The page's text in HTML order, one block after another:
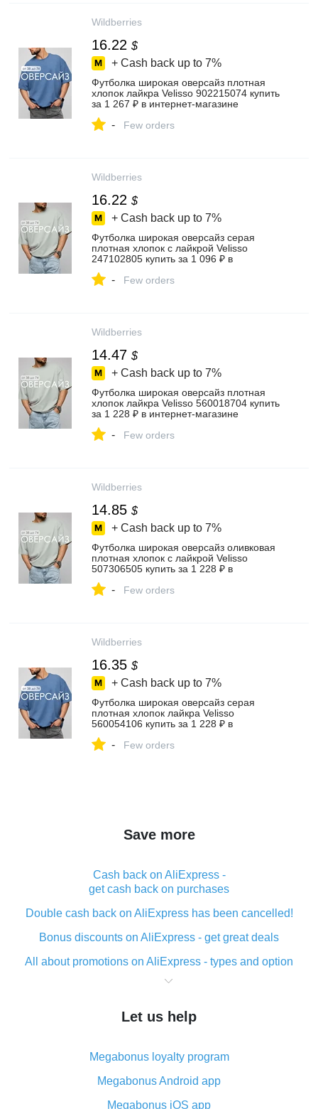
Wildberries
16.22 $
+ Cash back up to 7%
Футболка широкая оверсайз плотная
хлопок лайкра Velisso 902215074 купить
за 1 267 ₽ в интернет‑магазине
- Few orders
Wildberries
16.22 $
+ Cash back up to 7%
Футболка широкая оверсайз серая
плотная хлопок с лайкрой Velisso
247102805 купить за 1 096 ₽ в
- Few orders
Wildberries
14.47 $
+ Cash back up to 7%
Футболка широкая оверсайз плотная
хлопок лайкра Velisso 560018704 купить
за 1 228 ₽ в интернет‑магазине
- Few orders
Wildberries
14.85 $
+ Cash back up to 7%
Футболка широкая оверсайз оливковая
плотная хлопок с лайкрой Velisso
507306505 купить за 1 228 ₽ в
- Few orders
Wildberries
16.35 $
+ Cash back up to 7%
Футболка широкая оверсайз серая
плотная хлопок лайкра Velisso
560054106 купить за 1 228 ₽ в
- Few orders
Save more
Cash back on AliExpress -
get cash back on purchases
Double cash back on AliExpress has been cancelled!
Bonus discounts on AliExpress - get great deals
All about promotions on AliExpress - types and option
What is cash back when making purchases on
The best place to download cash back for AliExpress
What is the AliExpress cash back plugin and what are
its advantages
Cash back from the AliExpress mobile app -
Let us help
Megabonus loyalty program
Megabonus Android app
Megabonus iOS app